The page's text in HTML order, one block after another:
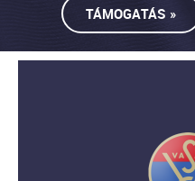
TÁMOGATÁS »